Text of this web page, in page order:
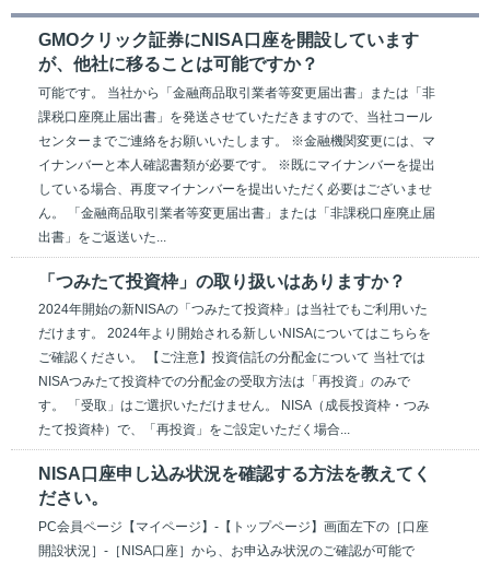
GMOクリック証券にNISA口座を開設しています
が、他社に移ることは可能ですか？
可能です。 当社から「金融商品取引業者等変更届出書」または「非
課税口座廃止届出書」を発送させていただきますので、当社コール
センターまでご連絡をお願いいたします。 ※金融機関変更には、マ
イナンバーと本人確認書類が必要です。 ※既にマイナンバーを提出
している場合、再度マイナンバーを提出いただく必要はございませ
ん。 「金融商品取引業者等変更届出書」または「非課税口座廃止届
出書」をご返送いた...
「つみたて投資枠」の取り扱いはありますか？
2024年開始の新NISAの「つみたて投資枠」は当社でもご利用いた
だけます。 2024年より開始される新しいNISAについてはこちらを
ご確認ください。 【ご注意】投資信託の分配金について 当社では
NISAつみたて投資枠での分配金の受取方法は「再投資」のみで
す。 「受取」はご選択いただけません。 NISA（成長投資枠・つみ
たて投資枠）で、「再投資」をご設定いただく場合...
NISA口座申し込み状況を確認する方法を教えてく
ださい。
PC会員ページ【マイページ】-【トップページ】画面左下の［口座
開設状況］-［NISA口座］から、お申込み状況のご確認が可能で